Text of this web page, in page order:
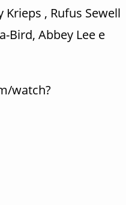
Krieps , Rufus Sewell
Bird, Abbey Lee e
watch?